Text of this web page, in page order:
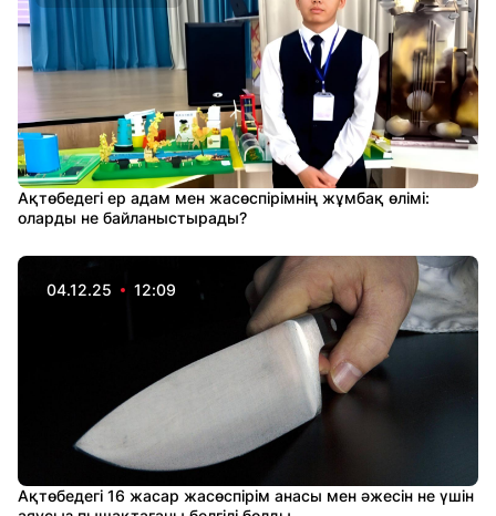
Ақтөбедегі ер адам мен жасөспірімнің жұмбақ өлімі:
оларды не байланыстырады?
04.12.25 12:09
Ақтөбедегі 16 жасар жасөспірім анасы мен әжесін не үшін